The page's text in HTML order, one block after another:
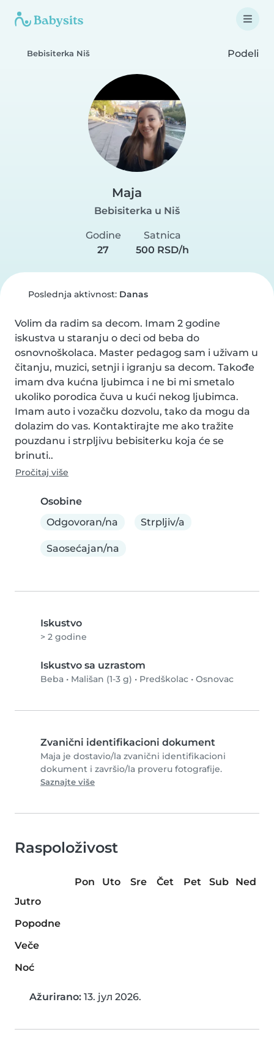
Bebisiterka Niš Podeli
Maja
Bebisiterka u Niš
Godine
27
Satnica
500 RSD/h
Poslednja aktivnost: Danas
Volim da radim sa decom. Imam 2 godine
iskustva u staranju o deci od beba do
osnovnoškolaca. Master pedagog sam i uživam u
čitanju, muzici, setnji i igranju sa decom. Takođe
imam dva kućna ljubimca i ne bi mi smetalo
ukoliko porodica čuva u kući nekog ljubimca.
Imam auto i vozačku dozvolu, tako da mogu da
dolazim do vas. Kontaktirajte me ako tražite
pouzdanu i strpljivu bebisiterku koja će se
brinuti..
Pročitaj više
Osobine
Odgovoran/na
Strpljiv/a
Saosećajan/na
Iskustvo
> 2 godine
Iskustvo sa uzrastom
Beba • Mališan (1-3 g) • Predškolac • Osnovac
Zvanični identifikacioni dokument
Maja je dostavio/la zvanični identifikacioni
dokument i završio/la proveru fotografije.
Saznajte više
Raspoloživost
Pon Uto Sre Čet Pet Sub
Ned
Jutro
Popodne
Veče
Noć
Ažurirano: 13. јул 2026.